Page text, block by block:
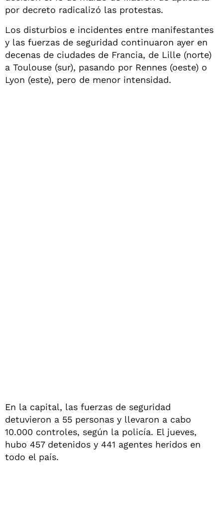
por decreto radicalizó las protestas.
Los disturbios e incidentes entre manifestantes
y las fuerzas de seguridad continuaron ayer en
decenas de ciudades de Francia, de Lille (norte)
a Toulouse (sur), pasando por Rennes (oeste) o
Lyon (este), pero de menor intensidad.
En la capital, las fuerzas de seguridad
detuvieron a 55 personas y llevaron a cabo
10.000 controles, según la policía. El jueves,
hubo 457 detenidos y 441 agentes heridos en
todo el país.